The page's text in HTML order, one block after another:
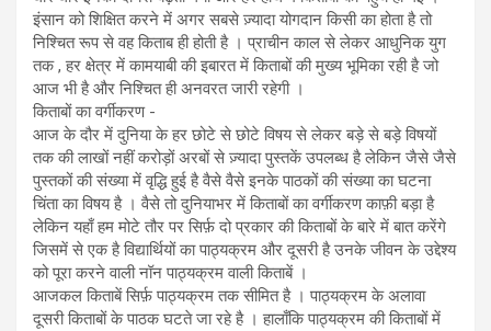
इंसान को शिक्षित करने में अगर सबसे ज़्यादा योगदान किसी का होता है तो
निश्चित रूप से वह किताब ही होती है । प्राचीन काल से लेकर आधुनिक युग
तक , हर क्षेत्र में कामयाबी की इबारत में किताबों की मुख्य भूमिका रही है जो
आज भी है और निश्चित ही अनवरत जारी रहेगी ।
किताबों का वर्गीकरण -
आज के दौर में दुनिया के हर छोटे से छोटे विषय से लेकर बड़े से बड़े विषयों
तक की लाखों नहीं करोड़ों अरबों से ज़्यादा पुस्तकें उपलब्ध है लेकिन जैसे जैसे
पुस्तकों की संख्या में वृद्धि हुई है वैसे वैसे इनके पाठकों की संख्या का घटना
चिंता का विषय है । वैसे तो दुनियाभर में किताबों का वर्गीकरण काफ़ी बड़ा है
लेकिन यहाँ हम मोटे तौर पर सिर्फ़ दो प्रकार की किताबों के बारे में बात करेंगे
जिसमें से एक है विद्यार्थियों का पाठ्यक्रम और दूसरी है उनके जीवन के उद्देश्य
को पूरा करने वाली नॉन पाठ्यक्रम वाली किताबें ।
आजकल किताबें सिर्फ़ पाठ्यक्रम तक सीमित है । पाठ्यक्रम के अलावा
दूसरी किताबों के पाठक घटते जा रहे है । हालाँकि पाठ्यक्रम की किताबों में